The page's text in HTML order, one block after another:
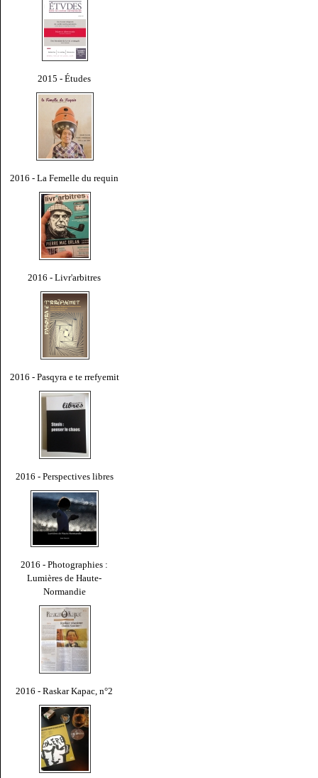
2015 - Études
2016 - La Femelle du requin
2016 - Livr'arbitres
2016 - Pasqyra e te rrefyemit
2016 - Perspectives libres
2016 - Photographies :
Lumières de Haute-
Normandie
2016 - Raskar Kapac, n°2